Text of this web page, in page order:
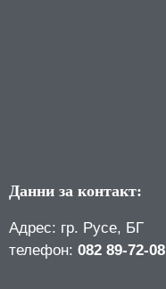
Данни за контакт:
Адрес: гр. Русе, БГ
телефон: 082 89-72-08